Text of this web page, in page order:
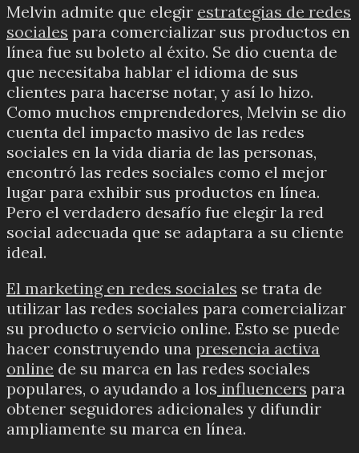
Melvin admite que elegir estrategias de redes
sociales para comercializar sus productos en
línea fue su boleto al éxito. Se dio cuenta de
que necesitaba hablar el idioma de sus
clientes para hacerse notar, y así lo hizo.
Como muchos emprendedores, Melvin se dio
cuenta del impacto masivo de las redes
sociales en la vida diaria de las personas,
encontró las redes sociales como el mejor
lugar para exhibir sus productos en línea.
Pero el verdadero desafío fue elegir la red
social adecuada que se adaptara a su cliente
ideal.
El marketing en redes sociales se trata de
utilizar las redes sociales para comercializar
su producto o servicio online. Esto se puede
hacer construyendo una presencia activa
online de su marca en las redes sociales
populares, o ayudando a los influencers para
obtener seguidores adicionales y difundir
ampliamente su marca en línea.